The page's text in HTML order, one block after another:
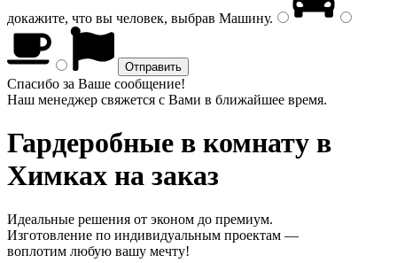
докажите, что вы человек, выбрав Машину.
Спасибо за Ваше сообщение!
Наш менеджер свяжется с Вами в ближайшее время.
Гардеробные в комнату в
Химках на заказ
Идеальные решения от эконом до премиум.
Изготовление по индивидуальным проектам —
воплотим любую вашу мечту!